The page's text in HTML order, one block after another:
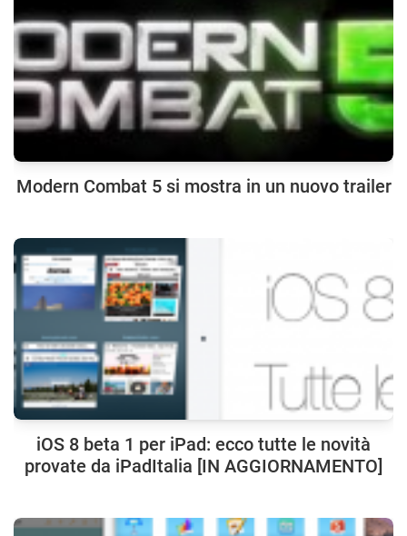
Modern Combat 5 si mostra in un nuovo trailer
iOS 8 beta 1 per iPad: ecco tutte le novità
provate da iPadItalia [IN AGGIORNAMENTO]